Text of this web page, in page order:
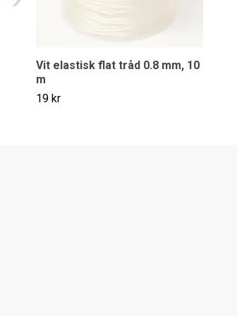
Vit elastisk flat tråd 0.8 mm, 10
m
19 kr